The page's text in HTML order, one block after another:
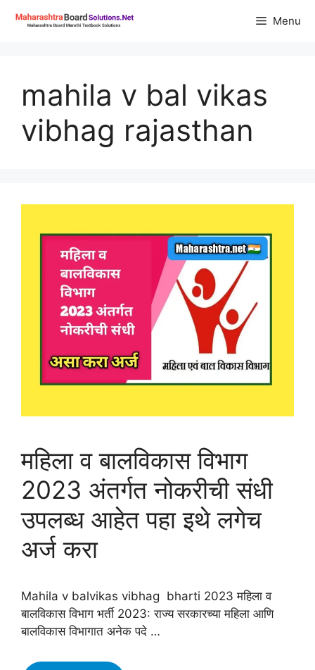
Menu
mahila v bal vikas
vibhag rajasthan
महिला व बालविकास विभाग
2023 अंतर्गत नोकरीची संधी
उपलब्ध आहेत पहा इथे लगेच
अर्ज करा
Mahila v balvikas vibhag bharti 2023 महिला व
बालविकास विभाग भर्ती 2023: राज्य सरकारच्या महिला आणि
बालविकास विभागात अनेक पदे …